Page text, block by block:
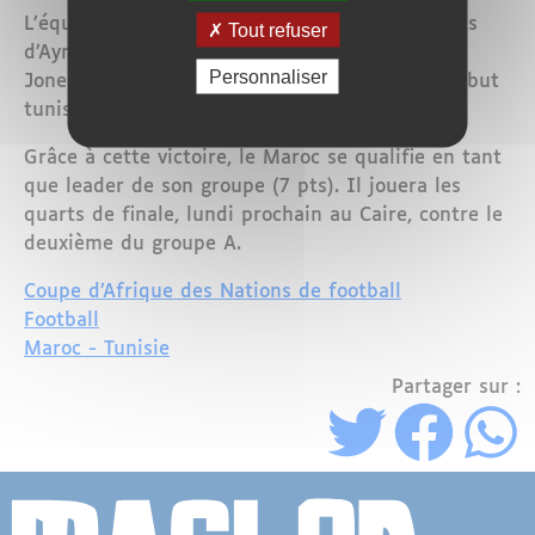
L’équipe du Maroc s’est imposée grâce aux buts
d’Ayman Arguige (44e), Ismail Bakhty (86e) et
Jones El Abdellaoui (90+2), alors que l’unique but
tunisien a été inscrit par Anis Doubal (53e).
Grâce à cette victoire, le Maroc se qualifie en tant
que leader de son groupe (7 pts). Il jouera les
quarts de finale, lundi prochain au Caire, contre le
deuxième du groupe A.
Coupe d’Afrique des Nations de football
Football
Maroc - Tunisie
Partager sur :
Tout refuser
Personnaliser